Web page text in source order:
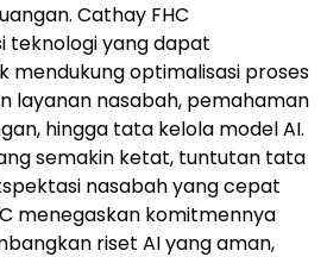
Cathay FHC
teknologi yang dapat
mendukung optimalisasi proses
layanan nasabah, pemahaman
hingga tata kelola model AI.
semakin ketat, tuntutan tata
nasabah yang cepat
menegaskan komitmennya
riset AI yang aman,